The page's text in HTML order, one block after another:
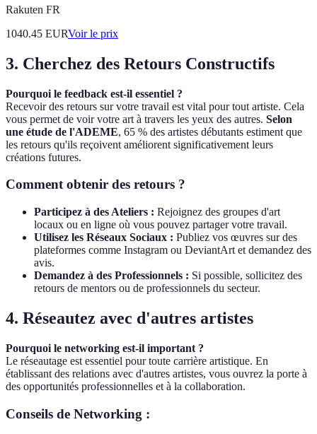
Rakuten FR
1040.45 EURVoir le prix
3. Cherchez des Retours Constructifs
Pourquoi le feedback est-il essentiel ?
Recevoir des retours sur votre travail est vital pour tout artiste. Cela
vous permet de voir votre art à travers les yeux des autres. Selon
une étude de l'ADEME, 65 % des artistes débutants estiment que
les retours qu'ils reçoivent améliorent significativement leurs
créations futures.
Comment obtenir des retours ?
Participez à des Ateliers : Rejoignez des groupes d'art
locaux ou en ligne où vous pouvez partager votre travail.
Utilisez les Réseaux Sociaux : Publiez vos œuvres sur des
plateformes comme Instagram ou DeviantArt et demandez des
avis.
Demandez à des Professionnels : Si possible, sollicitez des
retours de mentors ou de professionnels du secteur.
4. Réseautez avec d'autres artistes
Pourquoi le networking est-il important ?
Le réseautage est essentiel pour toute carrière artistique. En
établissant des relations avec d'autres artistes, vous ouvrez la porte à
des opportunités professionnelles et à la collaboration.
Conseils de Networking :